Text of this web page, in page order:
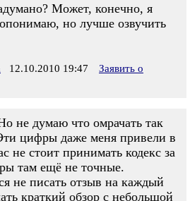
Может, конечно, я
но лучше озвучить
12.10.2010 19:47
Заявить о
не думаю что омрачать так
цифры даже меня привели в
не стоит принимать кодекс за
там ещё не точные.
не писать отзыв на каждый
краткий обзор с небольшой